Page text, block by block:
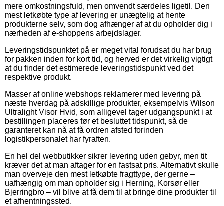
mere omkostningsfuld, men omvendt særdeles ligetil. Den
mest letkøbte type af levering er unægtelig at hente
produkterne selv, som dog afhænger af at du opholder dig i
nærheden af e-shoppens arbejdslager.
Leveringstidspunktet på er meget vital forudsat du har brug
for pakken inden for kort tid, og herved er det virkelig vigtigt
at du finder det estimerede leveringstidspunkt ved det
respektive produkt.
Masser af online webshops reklamerer med levering på
næste hverdag på adskillige produkter, eksempelvis Wilson
Ultralight Visor Hvid, som alligevel tager udgangspunkt i at
bestillingen placeres før et besluttet tidspunkt, så de
garanteret kan nå at få ordren afsted forinden
logistikpersonalet har fyraften.
En hel del webbutikker sikrer levering uden gebyr, men tit
kræver det at man aftager for en fastsat pris. Alternativt skulle
man overveje den mest letkøbte fragttype, der gerne –
uafhængig om man opholder sig i Herning, Korsør eller
Bjerringbro – vil blive at få dem til at bringe dine produkter til
et afhentningssted.